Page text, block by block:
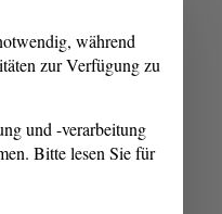
während
zur Verfügung zu
und -verarbeitung
Bitte lesen Sie für